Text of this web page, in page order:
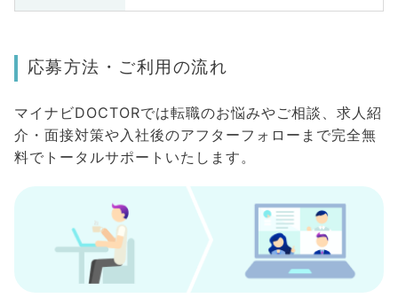
応募方法・ご利用の流れ
マイナビDOCTORでは転職のお悩みやご相談、求人紹
介・面接対策や入社後のアフターフォローまで完全無
料でトータルサポートいたします。